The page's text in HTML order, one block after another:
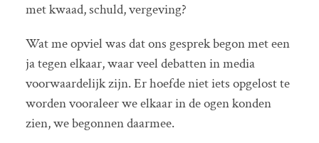
met kwaad, schuld, vergeving?
Wat me opviel was dat ons gesprek begon met een
ja tegen elkaar, waar veel debatten in media
voorwaardelijk zijn. Er hoefde niet iets opgelost te
worden vooraleer we elkaar in de ogen konden
zien, we begonnen daarmee.